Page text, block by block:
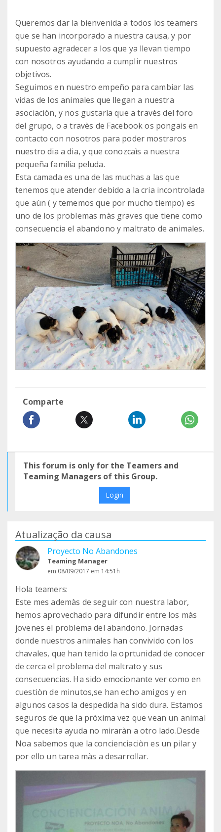
Queremos dar la bienvenida a todos los teamers
que se han incorporado a nuestra causa, y por
supuesto agradecer a los que ya llevan tiempo
con nosotros ayudando a cumplir nuestros
objetivos.
Seguimos en nuestro empeño para cambiar las
vidas de los animales que llegan a nuestra
asociaciòn, y nos gustarìa que a travès del foro
del grupo, o a travès de Facebook os pongais en
contacto con nosotros para poder mostraros
nuestro dia a dia, y que conozcaìs a nuestra
pequeña familia peluda.
Esta camada es una de las muchas a las que
tenemos que atender debido a la cria incontrolada
que aùn ( y tememos que por mucho tiempo) es
uno de los problemas màs graves que tiene como
consecuencia el abandono y maltrato de animales.
Comparte
This forum is only for the Teamers and
Teaming Managers of this Group.
Login
Atualização da causa
Proyecto No Abandones
Teaming Manager
em 08/09/2017 em 14:51h
Hola teamers:
Este mes ademàs de seguir con nuestra labor,
hemos aprovechado para difundir entre los màs
jovenes el problema del abandono. Jornadas
donde nuestros animales han convivido con los
chavales, que han tenido la oprtunidad de conocer
de cerca el problema del maltrato y sus
consecuencias. Ha sido emocionante ver como en
cuestiòn de minutos,se han echo amigos y en
algunos casos la despedida ha sido dura. Estamos
seguros de que la pròxima vez que vean un animal
que necesita ayuda no miraràn a otro lado.Desde
Noa sabemos que la concienciaciòn es un pilar y
por ello un tarea màs a desarrollar.